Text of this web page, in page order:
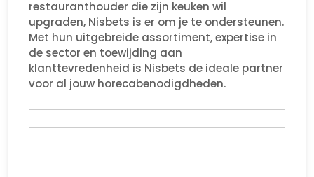
restauranthouder die zijn keuken wil
upgraden, Nisbets is er om je te ondersteunen.
Met hun uitgebreide assortiment, expertise in
de sector en toewijding aan
klanttevredenheid is Nisbets de ideale partner
voor al jouw horecabenodigdheden.